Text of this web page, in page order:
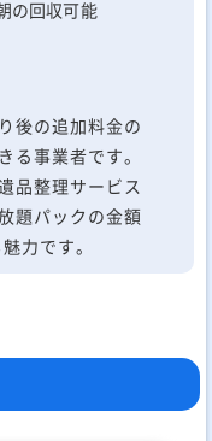
の回収可能
後の追加料金の
る事業者です。
品整理サービス
題パックの金額
力です。